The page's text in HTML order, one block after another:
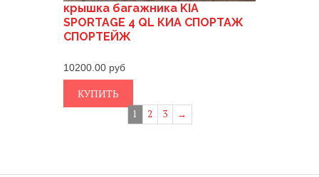
крышка багажника KIA
SPORTAGE 4 QL КИА СПОРТАЖ
СПОРТЕЙЖ
10200.00
КУПИТЬ
1 2 3 →